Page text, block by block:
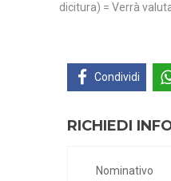
dicitura) = Verrà
Condividi
RICHIEDI
Nominativo